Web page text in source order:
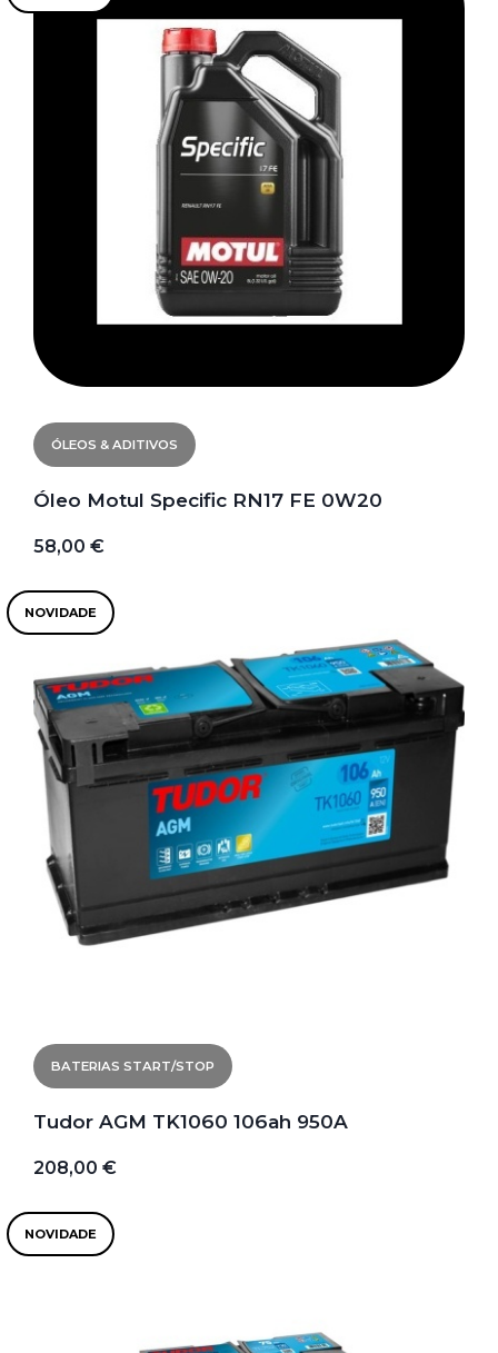
ÓLEOS & ADITIVOS
Óleo Motul Specific RN17 FE 0W20
58,00 €
NOVIDADE
BATERIAS START/STOP
Tudor AGM TK1060 106ah 950A
208,00 €
NOVIDADE